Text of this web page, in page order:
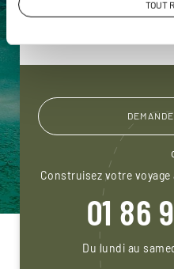
TOUT
Vous gardez le
Construisez votre
01 86
Du lundi au